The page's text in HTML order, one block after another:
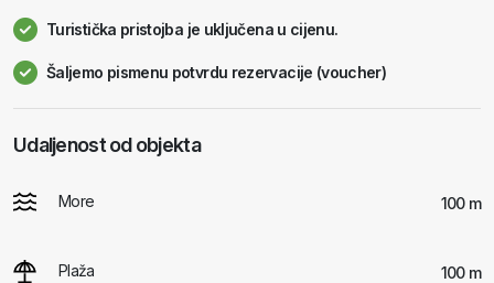
Turistička pristojba je uključena u cijenu.
Šaljemo pismenu potvrdu rezervacije (voucher)
Udaljenost od objekta
More 100 m
Plaža 100 m